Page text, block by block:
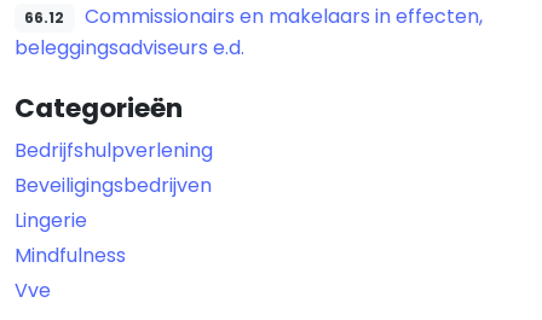
66.12
Commissionairs en makelaars in effecten,
beleggingsadviseurs e.d.
Categorieën
Bedrijfshulpverlening
Beveiligingsbedrijven
Lingerie
Mindfulness
Vve